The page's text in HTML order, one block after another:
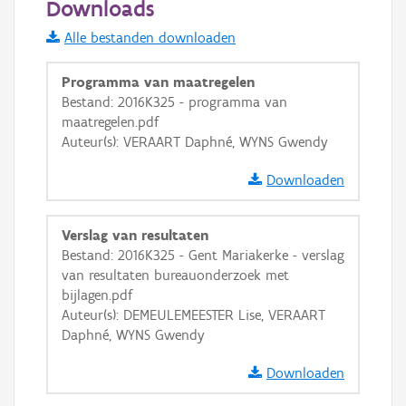
Informatie Vlaanderen
i
+ −
Basis Lagen
OSM-Basiskaart
Ortho
Downloads
Alle bestanden downloaden
Programma van maatregelen
Bestand: 2016K325 - programma van
maatregelen.pdf
Auteur(s): VERAART Daphné, WYNS Gwendy
Downloaden
Verslag van resultaten
Bestand: 2016K325 - Gent Mariakerke - verslag
van resultaten bureauonderzoek met
bijlagen.pdf
Auteur(s): DEMEULEMEESTER Lise, VERAART
Daphné, WYNS Gwendy
Downloaden